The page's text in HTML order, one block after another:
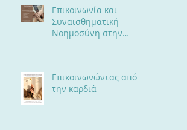
Επικοινωνία και
Συναισθηματική
Νοημοσύνη στην
Επικοινωνώντας από
την καρδιά